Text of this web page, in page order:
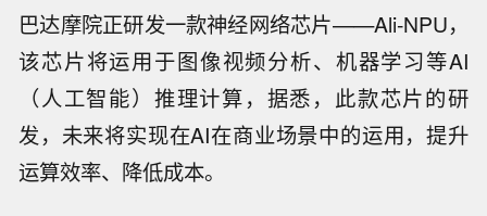
巴达摩院正研发一款神经网络芯片——Ali-NPU，
该芯片将运用于图像视频分析、机器学习等AI
（人工智能）推理计算，据悉，此款芯片的研
发，未来将实现在AI在商业场景中的运用，提升
运算效率、降低成本。